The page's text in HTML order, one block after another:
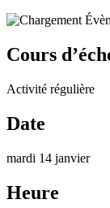
Cours
Activité régulière
Date
mardi 14 janvier
Heure